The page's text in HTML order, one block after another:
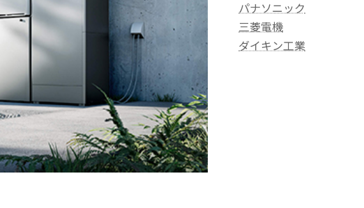
パナソニック
三菱電機
ダイキン工業